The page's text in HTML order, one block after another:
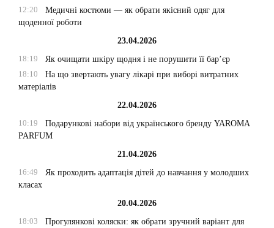
12:20
Медичні костюми — як обрати якісний одяг для
щоденної роботи
23.04.2026
18:19
Як очищати шкіру щодня і не порушити її бар’єр
18:10
На що звертають увагу лікарі при виборі витратних
матеріалів
22.04.2026
10:19
Подарункові набори від українського бренду YAROMA
PARFUM
21.04.2026
16:49
Як проходить адаптація дітей до навчання у молодших
класах
20.04.2026
18:03
Прогулянкові коляски: як обрати зручний варіант для